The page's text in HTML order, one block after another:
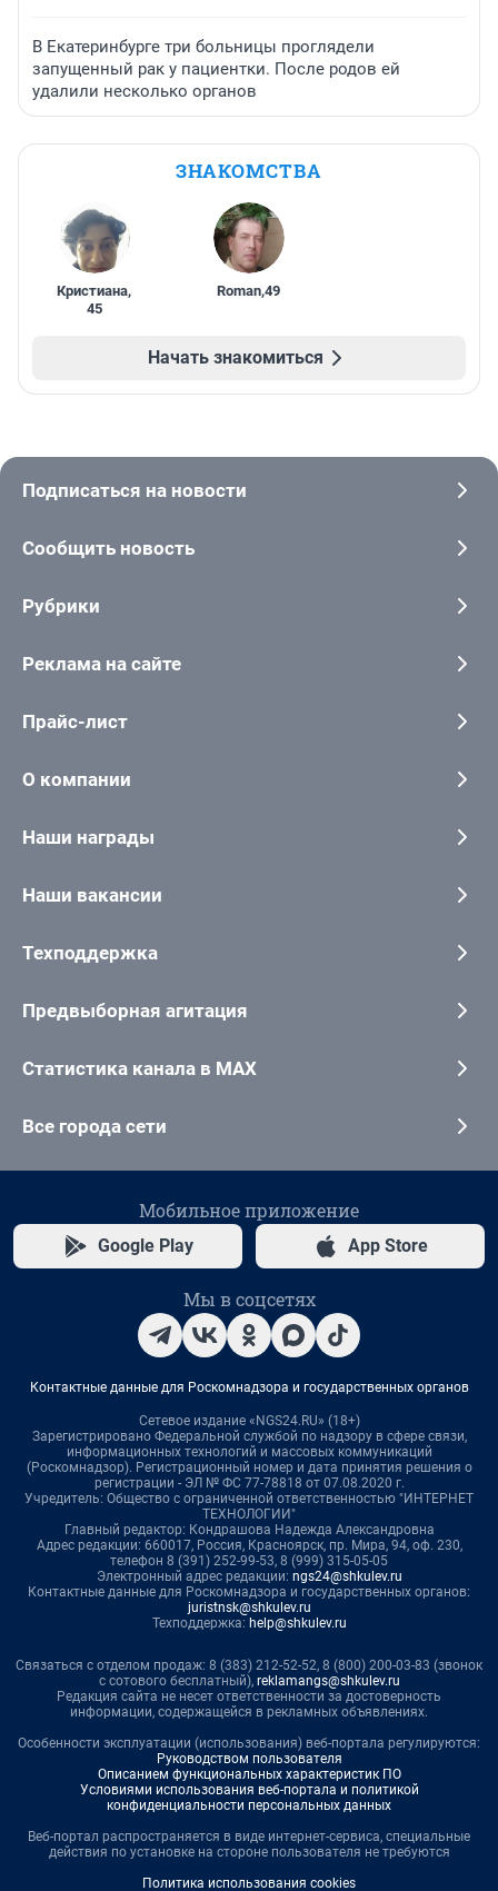
В Екатеринбурге три больницы проглядели
запущенный рак у пациентки. После родов ей
удалили несколько органов
ЗНАКОМСТВА
Кристиана,
45
Roman,49
Начать знакомиться
Подписаться на новости
Сообщить новость
Рубрики
Реклама на сайте
Прайс-лист
О компании
Наши награды
Наши вакансии
Техподдержка
Предвыборная агитация
Статистика канала в MAX
Все города сети
Мобильное приложение
Google Play App Store
Мы в соцсетях
Контактные данные для Роскомнадзора и государственных органов
Сетевое издание «NGS24.RU» (18+)
Зарегистрировано Федеральной службой по надзору в сфере связи,
информационных технологий и массовых коммуникаций
(Роскомнадзор). Регистрационный номер и дата принятия решения о
регистрации - ЭЛ № ФС 77-78818 от 07.08.2020 г.
Учредитель: Общество с ограниченной ответственностью "ИНТЕРНЕТ
ТЕХНОЛОГИИ"
Главный редактор: Кондрашова Надежда Александровна
Адрес редакции: 660017, Россия, Красноярск, пр. Мира, 94, оф. 230,
телефон 8 (391) 252-99-53, 8 (999) 315-05-05
Электронный адрес редакции: ngs24@shkulev.ru
Контактные данные для Роскомнадзора и государственных органов:
juristnsk@shkulev.ru
Техподдержка: help@shkulev.ru
Связаться с отделом продаж: 8 (383) 212-52-52, 8 (800) 200-03-83 (звонок
с сотового бесплатный), reklamangs@shkulev.ru
Редакция сайта не несет ответственности за достоверность
информации, содержащейся в рекламных объявлениях.
Особенности эксплуатации (использования) веб-портала регулируются:
Руководством пользователя
Описанием функциональных характеристик ПО
Условиями использования веб-портала и политикой
конфиденциальности персональных данных
Веб-портал распространяется в виде интернет-сервиса, специальные
действия по установке на стороне пользователя не требуются
Политика использования cookies